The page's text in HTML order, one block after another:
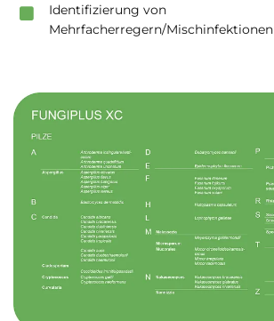
Identifizierung von
Mehrfacherregern/Mischinfektionen